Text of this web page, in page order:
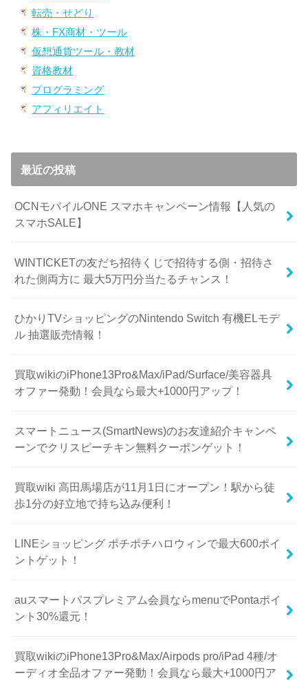
転売・せどり
株・FX商材・ツール
仮想通貨ツール・教材
資格教材
プログラミング
アフィリエイト
最近の投稿
OCNモバイルONE スマホキャンペーン情報【人気の
スマホSALE】
WINTICKETの友だち招待くじで招待する側・招待さ
れた側両方に 最大5万円分当たるチャンス！
ひかりTVショッピングのNintendo Switch 有機ELモデ
ル 抽選販売情報！
買取wikiのiPhone13Pro&Max/iPad/Surface/美容器具
オファー発動！会員なら最大+1000円アップ！
スマートニュース(SmartNews)のお友達紹介キャンペ
ーンでクリスピーチキン無料クーポンゲット！
買取wiki 高田馬場店が11月1日にオープン！駅から徒
歩1分の好立地で持ち込み便利！
LINEショッピング ポチポチハロウィンで最大600ポイ
ントゲット！
auスマートパスプレミアム会員ならmenuでPontaポイ
ント30%還元！
買取wikiのiPhone13Pro&Max/Airpods pro/iPad 4種/オ
ーディオ全品オファー発動！会員なら最大+1000円ア